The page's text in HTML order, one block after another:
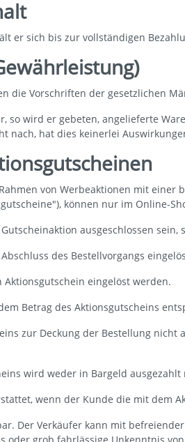
er sich bis zur vollständigen
die Vorschriften der gesetzlichen
so wird er gebeten, angelieferte
nach, hat dies keinerlei
von Werbeaktionen mit
können nur im Online-
ausgeschlossen
des Bestellvorgangs
eingelöst werden.
Betrag des Aktionsgutscheins
zur Deckung der Bestellung
wird weder in Bargeld ausgezahlt
wenn der Kunde die mit dem
Der Verkäufer kann mit